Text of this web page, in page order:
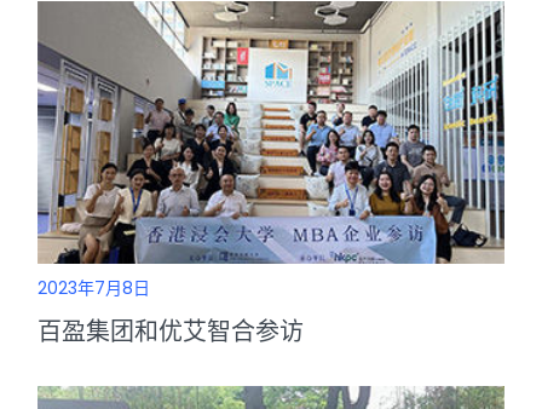
2023年7月8日
百盈集团和优艾智合参访